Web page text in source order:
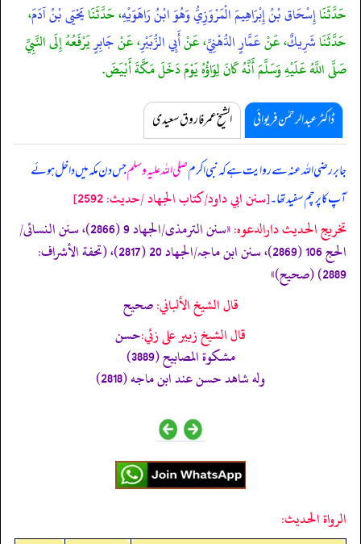
حَدَّثَنَاإِسْحَاق بْنُ إِبْرَاهِيمَ الْمَرْوَزِيُّ وَهُوَ ابْنُ رَاهَوَيْهِ، حَدَّثَنَايَحْيَى بْنُ آدَمَ،
حَدَّثَنَاشَرِيكٌ، عَنْعَمَّارٍ الدُّهْنِيِّ، عَنْأَبِي الزُّبَيْرِ، عَنْجَابِرٍيَرْفَعُهُ إِلَى النَّبِيِّ
صَلَّى اللَّهُ عَلَيْهِ وَسَلَّمَ أَنَّهُ كَانَ لِوَاؤُهُ يَوْمَ دَخَلَ مَكَّةَ أَبْيَضَ.
ڈاکٹر عبدالرحمٰن فریوائی الشیخ عمر فاروق سعیدی
جابر رضی اللہ عنہ سے روایت ہے کہنبی اکرمصلی اللہ علیہ وسلمجس دن مکہ میں داخل ہوئے
آپ کا پرچم سفید تھا۔[سنن ابي داود/كتاب الجهاد /حدیث: 2592]
تخریج الحدیث دارالدعوہ:
«‏‏‏‏سنن الترمذی/الجھاد 9 (2866)، سنن النسائی/
الحج 106 (2869)، سنن ابن ماجہ/الجھاد 20 (2817)، (تحفة الأشراف:
2889) (صحیح)»
قال الشيخ الألباني:صحيح
قال الشيخ زبير على زئي:حسن
مشكوة المصابيح (3889)
وله شاھد حسن عند ابن ماجه (2818)
الرواة الحديث: